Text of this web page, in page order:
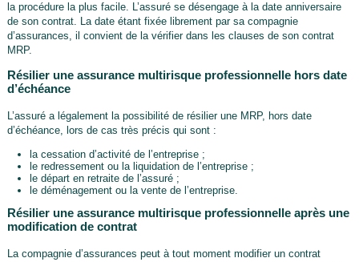
la procédure la plus facile. L’assuré se désengage à la date anniversaire
de son contrat. La date étant fixée librement par sa compagnie
d’assurances, il convient de la vérifier dans les clauses de son contrat
MRP.
Résilier une assurance multirisque professionnelle hors date
d’échéance
L’assuré a légalement la possibilité de résilier une MRP, hors date
d’échéance, lors de cas très précis qui sont :
la cessation d’activité de l’entreprise ;
le redressement ou la liquidation de l’entreprise ;
le départ en retraite de l’assuré ;
le déménagement ou la vente de l’entreprise.
Résilier une assurance multirisque professionnelle après une
modification de contrat
La compagnie d’assurances peut à tout moment modifier un contrat